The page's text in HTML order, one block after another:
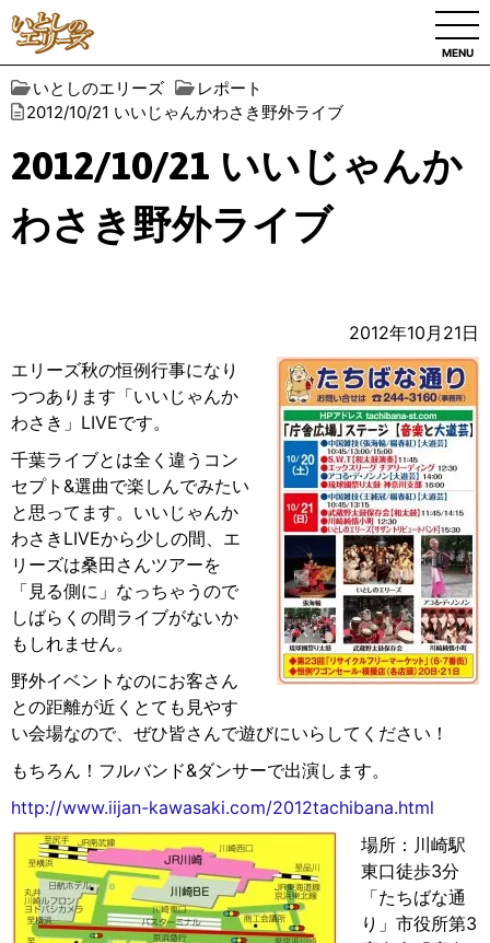
MENU
いとしのエリーズ
レポート
2012/10/21 いいじゃんかわさき野外ライブ
2012/10/21 いいじゃんか
わさき野外ライブ
2012年10月21日
エリーズ秋の恒例行事になり
つつあります「いいじゃんか
わさき」LIVEです。
千葉ライブとは全く違うコン
セプト&選曲で楽しんでみたい
と思ってます。いいじゃんか
わさきLIVEから少しの間、エ
リーズは桑田さんツアーを
「見る側に」なっちゃうので
しばらくの間ライブがないか
もしれません。
野外イベントなのにお客さん
との距離が近くとても見やす
い会場なので、ぜひ皆さんで遊びにいらしてください！
もちろん！フルバンド&ダンサーで出演します。
http://www.iijan-kawasaki.com/2012tachibana.html
場所：川崎駅
東口徒歩3分
「たちばな通
り」市役所第3